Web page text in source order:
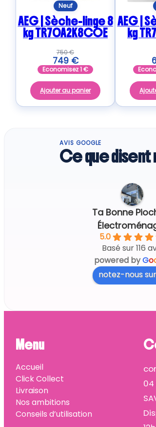
Neuf
AEG | Sèche-linge 8
kg TR70A2K8COE
750€
749 €
Economisez1€
Ajouter au panier
AEG |
kg
AVIS GOOGLE
Ce que
Ta Bonne
5.0
Basé sur 116
powered byGo
notez-nous sur
Menu
Accueil
Click Collect
Livraison
Nos ambitions
Conseils d’utilisation
04